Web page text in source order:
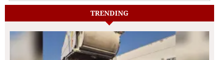
TRENDING